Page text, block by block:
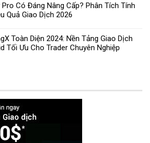
Có Đáng Nâng Cấp? Phân Tích Tính
Quả Giao Dịch 2026
Toàn Diện 2024: Nền Tảng Giao Dịch
Tối Ưu Cho Trader Chuyên Nghiệp